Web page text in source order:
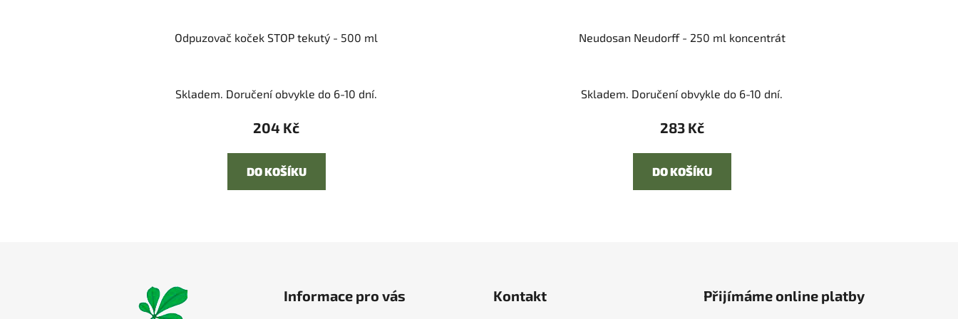
Odpuzovač koček STOP tekutý - 500 ml
Skladem. Doručení obvykle do 6-10 dní.
204 Kč
DO KOŠÍKU
Neudosan Neudorff - 250 ml koncentrát
Skladem. Doručení obvykle do 6-10 dní.
283 Kč
DO KOŠÍKU
Informace pro vás Kontakt Přijímáme online platby